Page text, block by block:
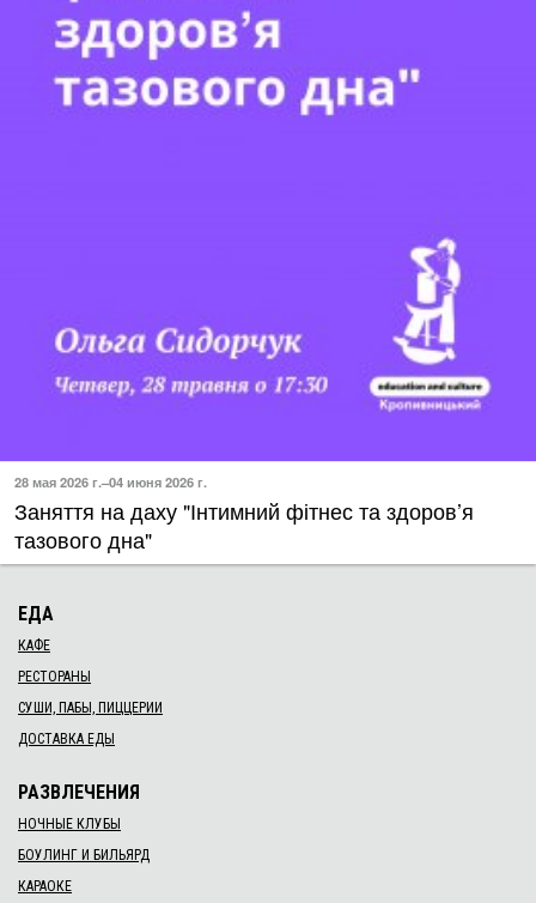
28 мая 2026 г.–04 июня 2026 г.
Заняття на даху "Інтимний фітнес та здоров’я
тазового дна"
ЕДА
КАФЕ
РЕСТОРАНЫ
СУШИ, ПАБЫ, ПИЦЦЕРИИ
ДОСТАВКА ЕДЫ
РАЗВЛЕЧЕНИЯ
НОЧНЫЕ КЛУБЫ
БОУЛИНГ И БИЛЬЯРД
КАРАОКЕ